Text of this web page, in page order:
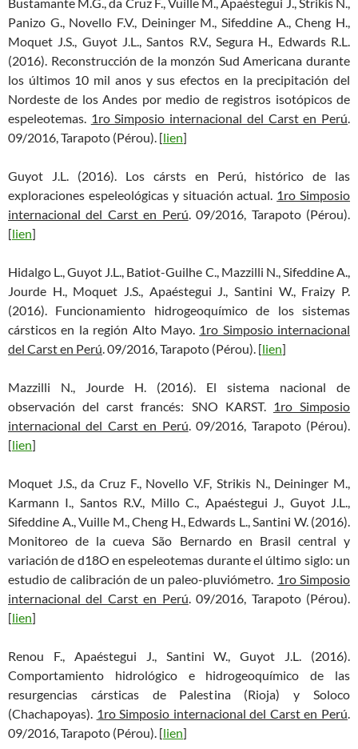
Panizo G., Novello F.V., Deininger M., Sifeddine A., Cheng H.,
Moquet J.S., Guyot J.L., Santos R.V., Segura H., Edwards R.L.
(2016). Reconstrucción de la monzón Sud Americana durante
los últimos 10 mil anos y sus efectos en la precipitación del
Nordeste de los Andes por medio de registros isotópicos de
espeleotemas. 1ro Simposio internacional del Carst en Perú.
09/2016, Tarapoto (Pérou). [lien]
Guyot J.L. (2016). Los cársts en Perú, histórico de las
exploraciones espeleológicas y situación actual. 1ro Simposio
internacional del Carst en Perú. 09/2016, Tarapoto (Pérou).
[lien]
Hidalgo L., Guyot J.L., Batiot-Guilhe C., Mazzilli N., Sifeddine A.,
Jourde H., Moquet J.S., Apaéstegui J., Santini W., Fraizy P.
(2016). Funcionamiento hidrogeoquímico de los sistemas
cársticos en la región Alto Mayo. 1ro Simposio internacional
del Carst en Perú. 09/2016, Tarapoto (Pérou). [lien]
Mazzilli N., Jourde H. (2016). El sistema nacional de
observación del carst francés: SNO KARST. 1ro Simposio
internacional del Carst en Perú. 09/2016, Tarapoto (Pérou).
[lien]
Moquet J.S., da Cruz F., Novello V.F, Strikis N., Deininger M.,
Karmann I., Santos R.V., Millo C., Apaéstegui J., Guyot J.L.,
Sifeddine A., Vuille M., Cheng H., Edwards L., Santini W. (2016).
Monitoreo de la cueva São Bernardo en Brasil central y
variación de d18O en espeleotemas durante el último siglo: un
estudio de calibración de un paleo-pluviómetro. 1ro Simposio
internacional del Carst en Perú. 09/2016, Tarapoto (Pérou).
[lien]
Renou F., Apaéstegui J., Santini W., Guyot J.L. (2016).
Comportamiento hidrológico e hidrogeoquímico de las
resurgencias cársticas de Palestina (Rioja) y Soloco
(Chachapoyas). 1ro Simposio internacional del Carst en Perú.
09/2016, Tarapoto (Pérou). [lien]